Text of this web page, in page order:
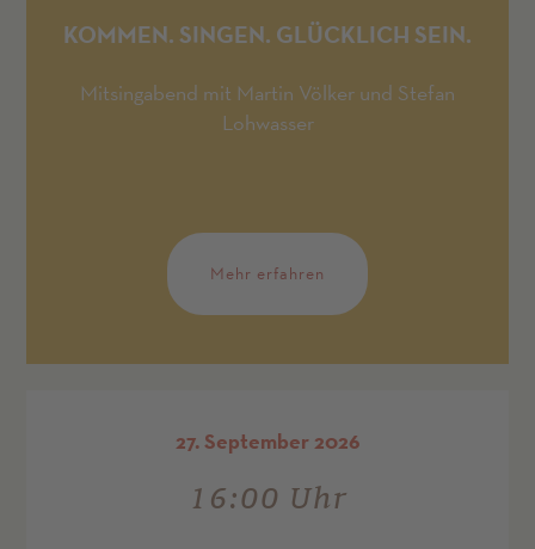
KOMMEN. SINGEN. GLÜCKLICH SEIN.
Mitsingabend mit Martin Völker und Stefan
Lohwasser
Mehr erfahren
27. September 2026
16:00 Uhr